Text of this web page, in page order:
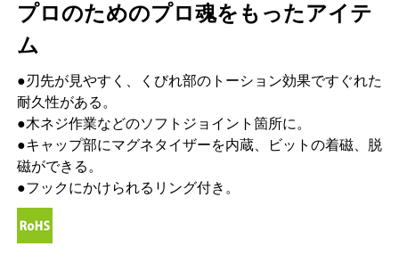
プロのためのプロ魂をもったアイテ
ム
●刃先が見やすく、くびれ部のトーション効果ですぐれた
耐久性がある。
●木ネジ作業などのソフトジョイント箇所に。
●キャップ部にマグネタイザーを内蔵、ビットの着磁、脱
磁ができる。
●フックにかけられるリング付き。